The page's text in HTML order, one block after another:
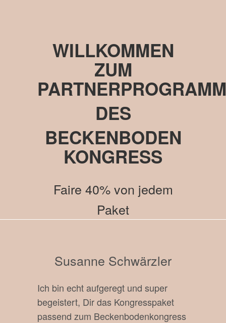
WILLKOMMEN
ZUM
PARTNERPROGRAMM
DES
BECKENBODEN
KONGRESS
Faire 40% von jedem
Paket
Susanne Schwärzler
Ich bin echt aufgeregt und super
begeistert, Dir das Kongresspaket
passend zum Beckenbodenkongress